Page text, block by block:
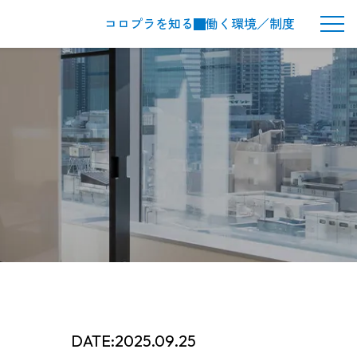
コロプラを知る 働く環境／制度
メ
ュ
ー
タ
ン
DATE:2025.09.25